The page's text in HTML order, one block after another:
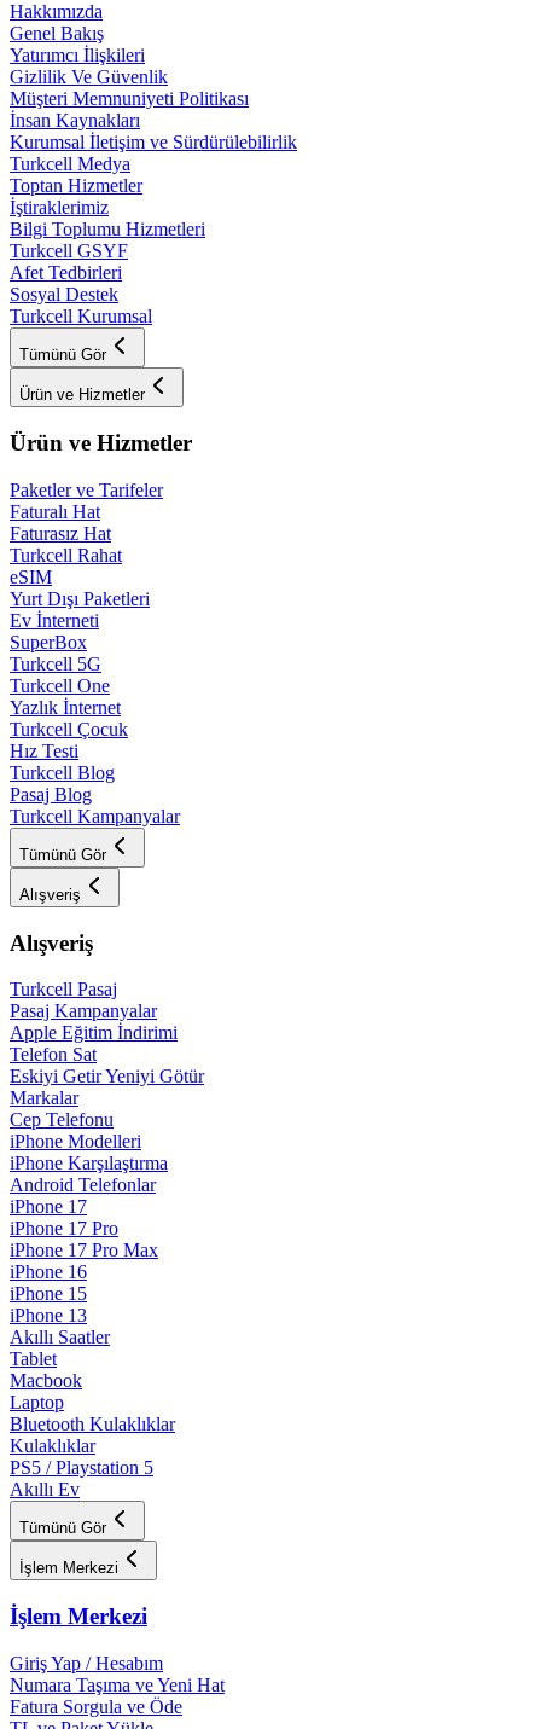
Hakkımızda
Genel Bakış
Yatırımcı İlişkileri
Gizlilik Ve Güvenlik
Müşteri Memnuniyeti Politikası
İnsan Kaynakları
Kurumsal İletişim ve Sürdürülebilirlik
Turkcell Medya
Toptan Hizmetler
İştiraklerimiz
Bilgi Toplumu Hizmetleri
Turkcell GSYF
Afet Tedbirleri
Sosyal Destek
Turkcell Kurumsal
Tümünü Gör
Ürün ve Hizmetler
Ürün ve Hizmetler
Paketler ve Tarifeler
Faturalı Hat
Faturasız Hat
Turkcell Rahat
eSIM
Yurt Dışı Paketleri
Ev İnterneti
SuperBox
Turkcell 5G
Turkcell One
Yazlık İnternet
Turkcell Çocuk
Hız Testi
Turkcell Blog
Pasaj Blog
Turkcell Kampanyalar
Tümünü Gör
Alışveriş
Alışveriş
Turkcell Pasaj
Pasaj Kampanyalar
Apple Eğitim İndirimi
Telefon Sat
Eskiyi Getir Yeniyi Götür
Markalar
Cep Telefonu
iPhone Modelleri
iPhone Karşılaştırma
Android Telefonlar
iPhone 17
iPhone 17 Pro
iPhone 17 Pro Max
iPhone 16
iPhone 15
iPhone 13
Akıllı Saatler
Tablet
Macbook
Laptop
Bluetooth Kulaklıklar
Kulaklıklar
PS5 / Playstation 5
Akıllı Ev
Tümünü Gör
İşlem Merkezi
İşlem Merkezi
Giriş Yap / Hesabım
Numara Taşıma ve Yeni Hat
Fatura Sorgula ve Öde